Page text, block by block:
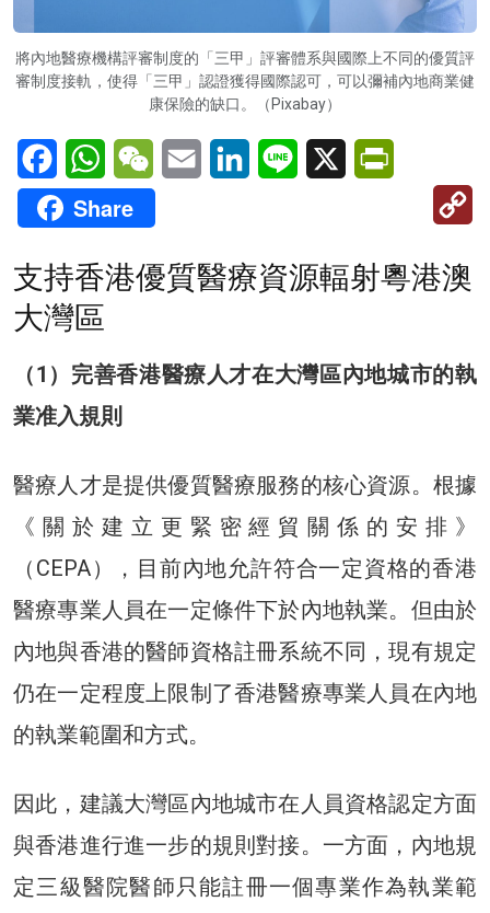
將內地醫療機構評審制度的「三甲」評審體系與國際上不同的優質評
審制度接軌，使得「三甲」認證獲得國際認可，可以彌補內地商業健
康保險的缺口。（Pixabay）
FacebookWhatsAppWeChatEmail LinkedInLine X
Share
支持香港優質醫療資源輻射粵港澳
大灣區
（1）完善香港醫療人才在大灣區內地城市的執
業准入規則
醫療人才是提供優質醫療服務的核心資源。根據
《關於建立更緊密經貿關係的安排》
（CEPA），目前內地允許符合一定資格的香港
醫療專業人員在一定條件下於內地執業。但由於
內地與香港的醫師資格註冊系統不同，現有規定
仍在一定程度上限制了香港醫療專業人員在內地
的執業範圍和方式。
因此，建議大灣區內地城市在人員資格認定方面
與香港進行進一步的規則對接。一方面，內地規
定三級醫院醫師只能註冊一個專業作為執業範